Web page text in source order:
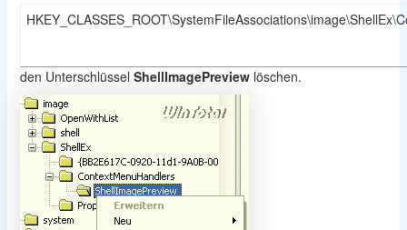
den Unterschlüssel ShellImagePreviewlöschen.